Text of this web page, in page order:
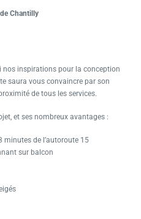
Chantilly
nos inspirations pour la conception
saura vous convaincre par son
de tous les services.
et ses nombreux avantages :
minutes de l’autoroute 15
sur balcon